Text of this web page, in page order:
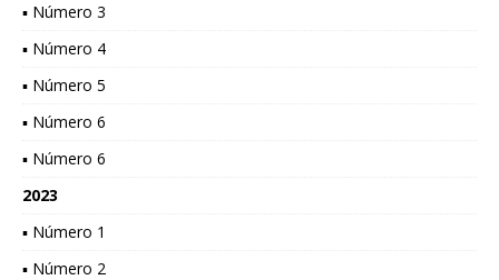
▪ Número 3
▪ Número 4
▪ Número 5
▪ Número 6
▪ Número 6
2023
▪ Número 1
▪ Número 2